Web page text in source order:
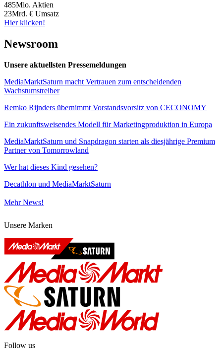
485Mio. Aktien
23Mrd. € Umsatz
Hier klicken!
Newsroom
Unsere aktuellsten Pressemeldungen
MediaMarktSaturn macht Vertrauen zum entscheidenden
Wachstumstreiber
Remko Rijnders übernimmt Vorstandsvorsitz von CECONOMY
Ein zukunftsweisendes Modell für Marketingproduktion in Europa
MediaMarktSaturn und Snapdragon starten als diesjährige Premium
Partner von Tomorrowland
Wer hat dieses Kind gesehen?
Decathlon und MediaMarktSaturn
Mehr News!
Unsere Marken
Follow us